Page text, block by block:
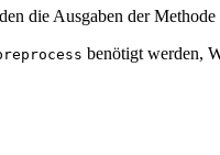
die Ausgaben der Methode
benötigt werden,